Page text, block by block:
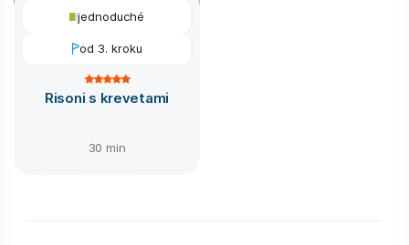
jednoduché
od 3. kroku
Risoni s krevetami
30 min